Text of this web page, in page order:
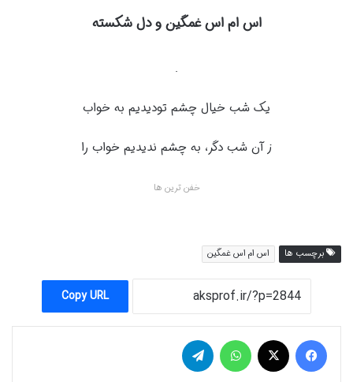
اس ام اس غمگین و دل شکسته
.
یک شب خیال چشم تودیدیم به خواب
ز آن شب دگر، به چشم ندیدیم خواب را
خفن ترین ها
برچسب ها اس ام اس غمگین
Copy URL
فیس بوک